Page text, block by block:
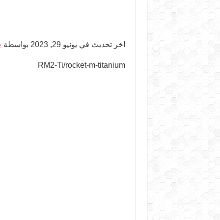
اخر تحديث في يونيو 29, 2023 بواسطة
RM2-Ti/rocket-m-titanium